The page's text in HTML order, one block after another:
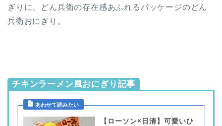
ぎりに、どん兵衛の存在感あふれるパッケージのどん
兵衛おにぎり。
チキンラーメン風おにぎり記事
【ローソン×日清】可愛いひ